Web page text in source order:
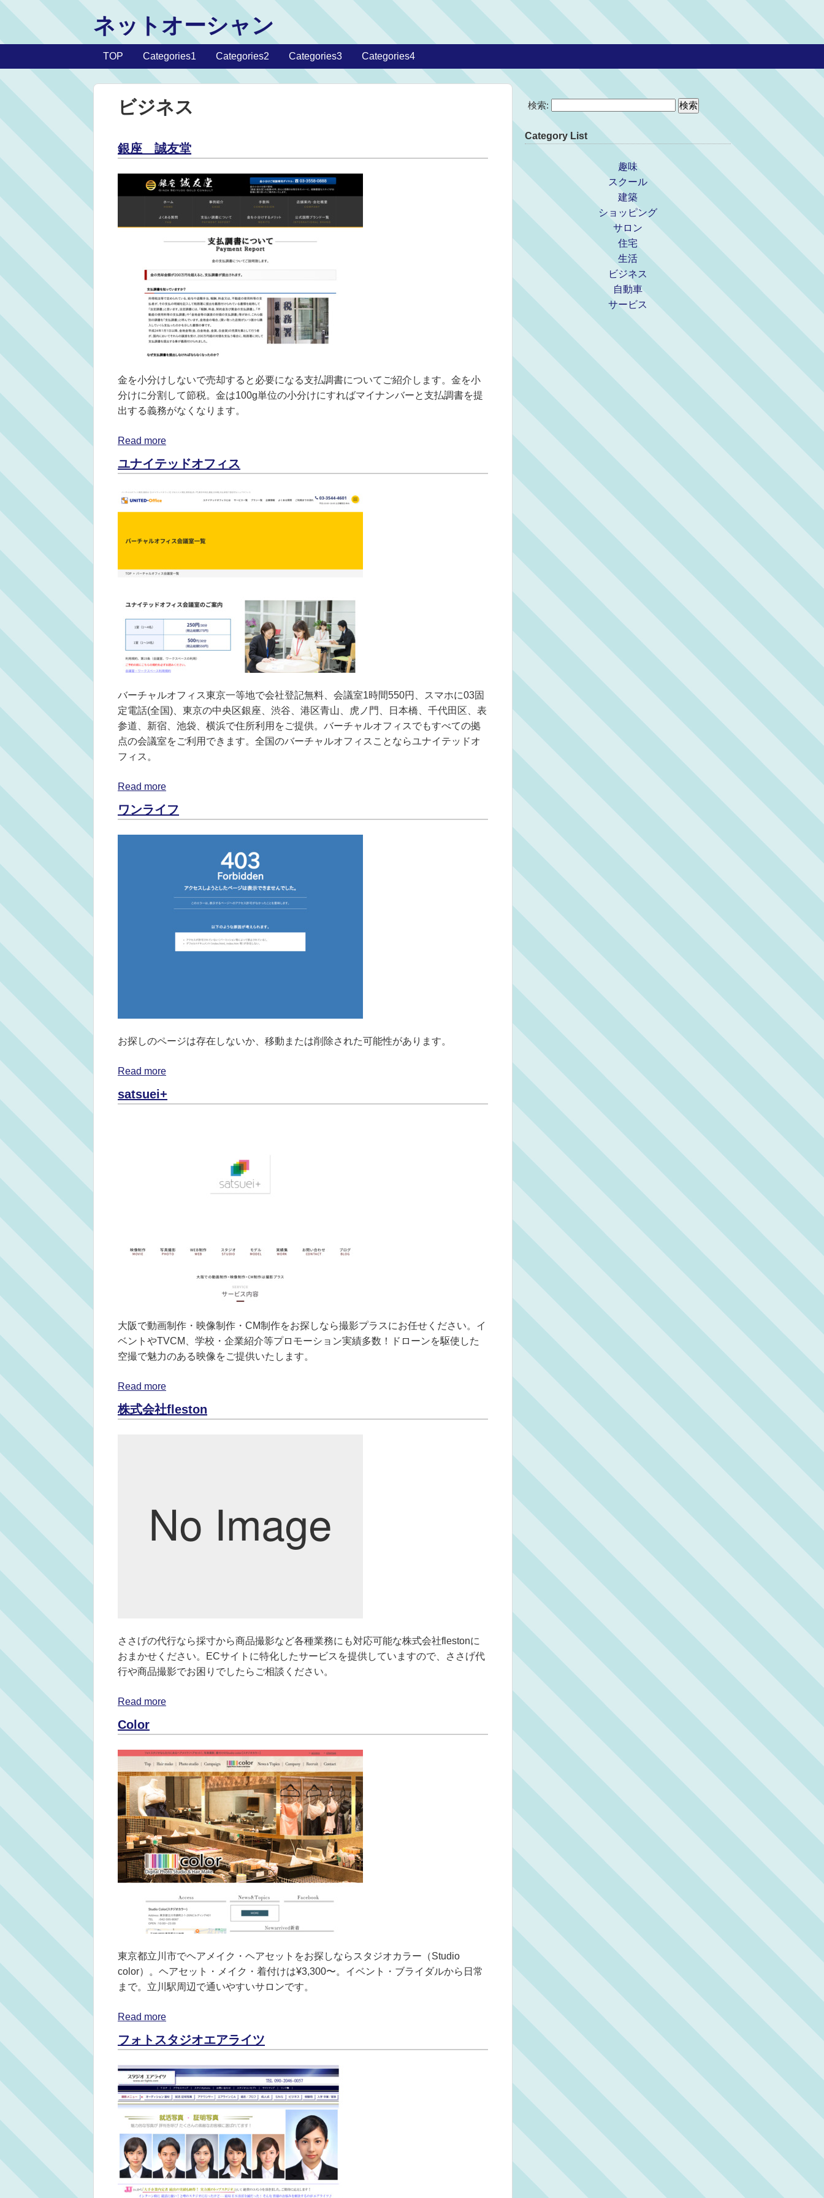
ネットオーシャン
TOP Categories1 Categories2 Categories3 Categories4
ビジネス
銀座 誠友堂
金を小分けしないで売却すると必要になる支払調書についてご紹介します。金を小
分けに分割して節税。金は100g単位の小分けにすればマイナンバーと支払調書を提
出する義務がなくなります。
Read more
ユナイテッドオフィス
バーチャルオフィス東京一等地で会社登記無料、会議室1時間550円、スマホに03固
定電話(全国)、東京の中央区銀座、渋谷、港区青山、虎ノ門、日本橋、千代田区、表
参道、新宿、池袋、横浜で住所利用をご提供。バーチャルオフィスでもすべての拠
点の会議室をご利用できます。全国のバーチャルオフィスことならユナイテッドオ
フィス。
Read more
ワンライフ
お探しのページは存在しないか、移動または削除された可能性があります。
Read more
satsuei+
大阪で動画制作・映像制作・CM制作をお探しなら撮影プラスにお任せください。イ
ベントやTVCM、学校・企業紹介等プロモーション実績多数！ドローンを駆使した
空撮で魅力のある映像をご提供いたします。
Read more
株式会社fleston
ささげの代行なら採寸から商品撮影など各種業務にも対応可能な株式会社flestonに
おまかせください。ECサイトに特化したサービスを提供していますので、ささげ代
行や商品撮影でお困りでしたらご相談ください。
Read more
Color
東京都立川市でヘアメイク・ヘアセットをお探しならスタジオカラー（Studio
color）。ヘアセット・メイク・着付けは¥3,300〜。イベント・ブライダルから日常
まで。立川駅周辺で通いやすいサロンです。
Read more
フォトスタジオエアライツ
検索:
Category List
趣味
スクール
建築
ショッピング
サロン
住宅
生活
ビジネス
自動車
サービス